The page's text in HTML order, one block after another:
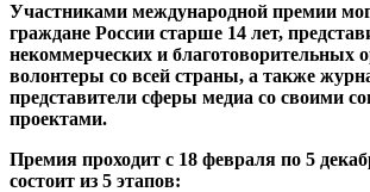
Участниками международной премии
граждане России старше 14 лет,
некоммерческих и благотоворительных
волонтеры со всей страны, а также
представители сферы медиа со своими
проектами.
Премия проходит с 18 февраля по 5
состоит из 5 этапов: